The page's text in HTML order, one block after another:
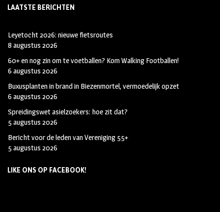
LAATSTE BERICHTEN
Leyetocht 2026: nieuwe fietsroutes
8 augustus 2026
60+ en nog zin om te voetballen? Kom Walking Footballen!
6 augustus 2026
Buxusplanten in brand in Biezenmortel, vermoedelijk opzet
6 augustus 2026
Spreidingswet asielzoekers: hoe zit dat?
5 augustus 2026
Bericht voor de leden van Vereniging 55+
5 augustus 2026
LIKE ONS OP FACEBOOK!